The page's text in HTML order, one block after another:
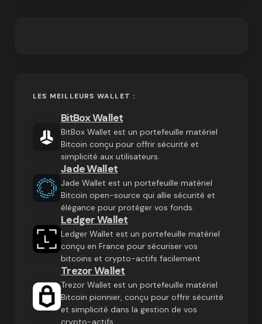
LES MEILLEURS WALLET :
BitBox Wallet
BitBox Wallet est un portefeuille matériel
Bitcoin conçu pour offrir sécurité et
simplicité aux utilisateurs.
Jade Wallet
Jade Wallet est un portefeuille matériel
Bitcoin open-source qui allie sécurité et
élégance pour protéger vos fonds.
Ledger Wallet
Ledger Wallet est un portefeuille matériel
conçu en France pour sécuriser vos
bitcoins et crypto-actifs facilement
Trezor Wallet
Trezor Wallet est un portefeuille matériel
Bitcoin pionnier, conçu pour offrir sécurité
et simplicité dans la gestion de vos
crypto-actifs.